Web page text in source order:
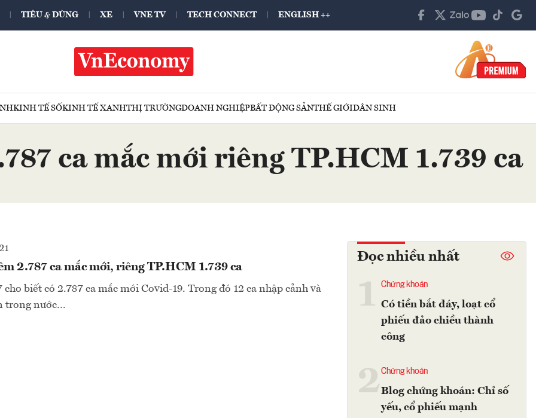
TIÊU & DÙNG XE VNE TV TECH CONNECT ENGLISH ++
KINH TẾ SỐKINH TẾ XANHTHỊ TRƯỜNGDOANH NGHIỆPBẤT ĐỘNG SẢNTHẾ GIỚIDÂN SINH
ca mắc mới riêng TP.HCM 1.739 ca
2.787 ca mắc mới, riêng TP.HCM 1.739 ca
cho biết có 2.787 ca mắc mới Covid-19. Trong đó 12 ca nhập cảnh và
trong nước…
Đọc nhiều nhất
Chứng khoán
Có tiền bắt đáy, loạt cổ
phiếu đảo chiều thành
công
2Chứng khoán
Blog chứng khoán: Chỉ số
yếu, cổ phiếu mạnh